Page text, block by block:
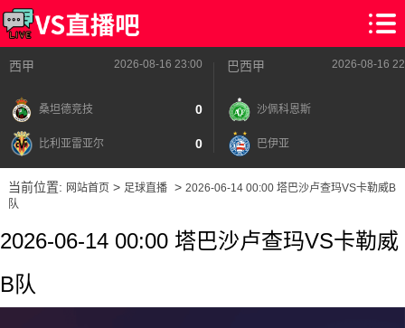
西甲 2026-08-16 23:00
桑坦德竞技 0
比利亚雷亚尔 0
巴西甲 2026-08-16
沙佩科恩斯
巴伊亚
当前位置: 网站首页> 足球直播> 2026-06-14 00:00 塔巴沙卢查玛VS卡勒威B
队
2026-06-14 00:00 塔巴沙卢查玛VS卡勒威
B队